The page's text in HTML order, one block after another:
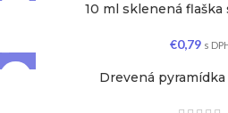
10 ml sklenená flaška
€0,79 s
Drevená